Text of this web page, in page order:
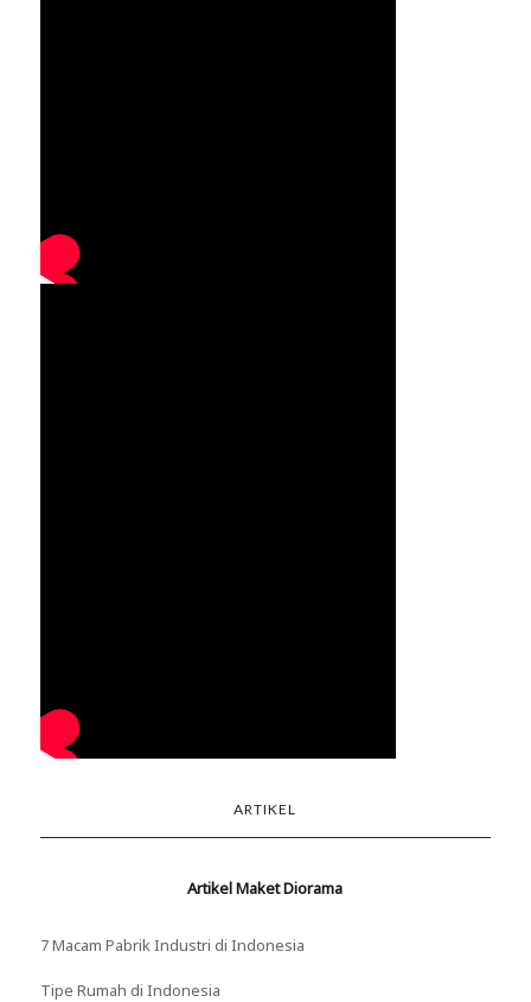
ARTIKEL
Artikel Maket Diorama
7 Macam Pabrik Industri di Indonesia
Tipe Rumah di Indonesia